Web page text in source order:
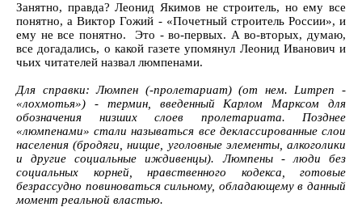
Занятно, правда? Леонид Якимов не строитель, но ему все
понятно, а Виктор Гожий - «Почетный строитель России», и
ему не все понятно. Это - во-первых. А во-вторых, думаю,
все догадались, о какой газете упомянул Леонид Иванович и
чьих читателей назвал люмпенами.
Для справки: Люмпен (-пролетариат) (от нем. Lumpen -
«лохмотья») - термин, введенный Карлом Марксом для
обозначения низших слоев пролетариата. Позднее
«люмпенами» стали называться все деклассированные слои
населения (бродяги, нищие, уголовные элементы, алкоголики
и другие социальные иждивенцы). Люмпены - люди без
социальных корней, нравственного кодекса, готовые
безрассудно повиноваться сильному, обладающему в данный
момент реальной властью.